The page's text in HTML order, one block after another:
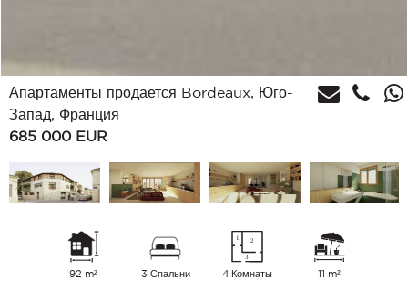
Апартаменты продается Bordeaux, Юго-
Запад, Франция
685 000 EUR
92 m² 3 Спальни 4 Комнаты 11 m²